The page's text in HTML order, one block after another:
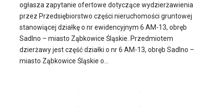
ogłasza zapytanie ofertowe dotyczące wydzierżawienia
przez Przedsiębiorstwo części nieruchomości gruntowej
stanowiącej działkę o nr ewidencyjnym 6 AM-13, obręb
Sadlno – miasto Ząbkowice Śląskie. Przedmiotem
dzierżawy jest część działki o nr 6 AM-13, obręb Sadlno –
miasto Ząbkowice Śląskie o...